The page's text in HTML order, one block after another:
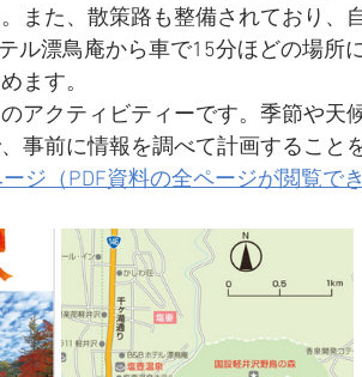
また、散策路も整備されており、
ル漂鳥庵から車で15分ほどの場所
ます。
アクティビティーです。季節や天
事前に情報を調べて計画すること
ジ（PDF資料の全ページが閲覧でき